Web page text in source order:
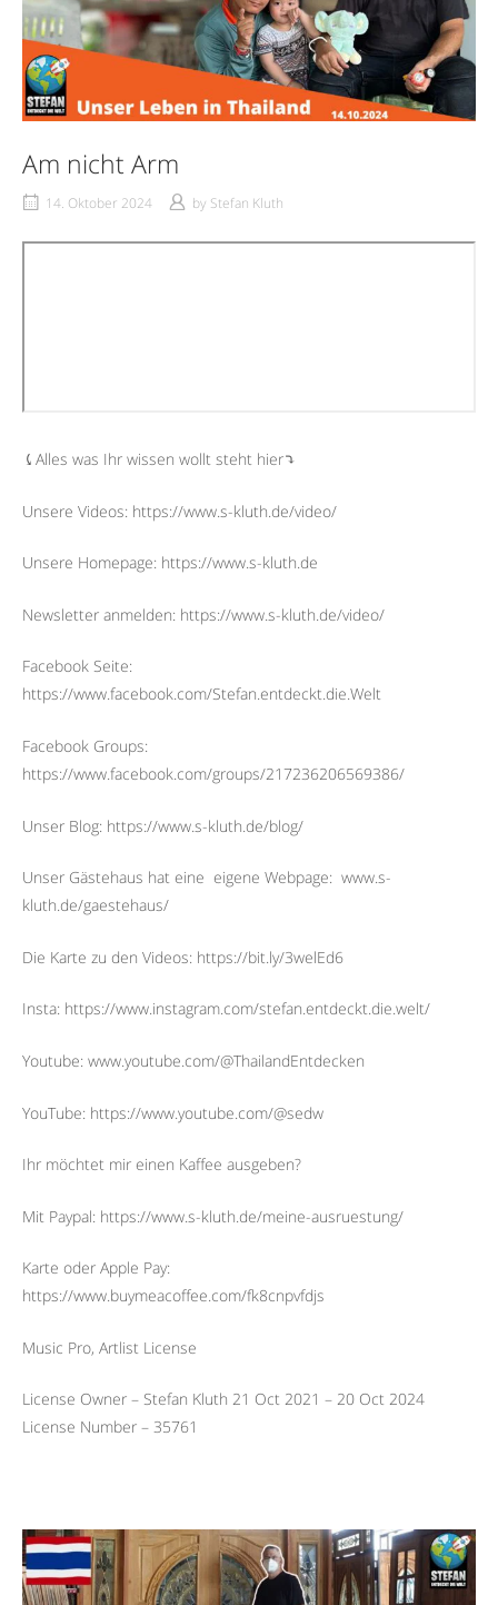
Am nicht Arm
14. Oktober 2024 by Stefan Kluth
⤹Alles was Ihr wissen wollt steht hier⤵︎
Unsere Videos: https://www.s-kluth.de/video/
Unsere Homepage: https://www.s-kluth.de
Newsletter anmelden: https://www.s-kluth.de/video/
Facebook Seite:
https://www.facebook.com/Stefan.entdeckt.die.Welt
Facebook Groups:
https://www.facebook.com/groups/217236206569386/
Unser Blog: https://www.s-kluth.de/blog/
Unser Gästehaus hat eine eigene Webpage: www.s-
kluth.de/gaestehaus/
Die Karte zu den Videos: https://bit.ly/3welEd6
Insta: https://www.instagram.com/stefan.entdeckt.die.welt/
Youtube: www.youtube.com/@ThailandEntdecken
YouTube: https://www.youtube.com/@sedw
Ihr möchtet mir einen Kaffee ausgeben?
Mit Paypal: https://www.s-kluth.de/meine-ausruestung/
Karte oder Apple Pay:
https://www.buymeacoffee.com/fk8cnpvfdjs
Music Pro, Artlist License
License Owner – Stefan Kluth 21 Oct 2021 – 20 Oct 2024
License Number – 35761